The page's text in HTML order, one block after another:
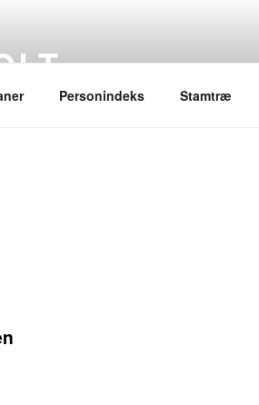
Personindeks Stamtræ